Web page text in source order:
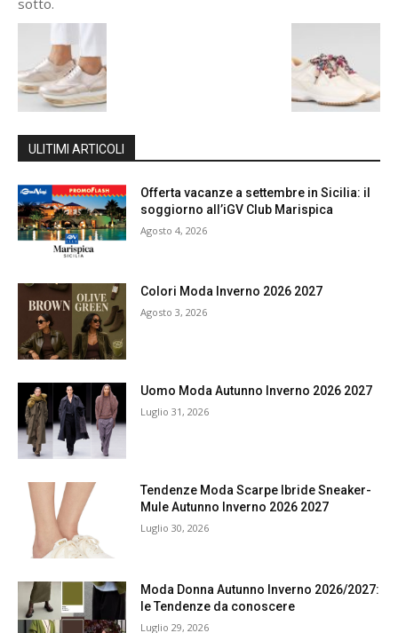
ULITIMI ARTICOLI
Offerta vacanze a settembre in Sicilia: il
soggiorno all’iGV Club Marispica
Agosto 4, 2026
Colori Moda Inverno 2026 2027
Agosto 3, 2026
Uomo Moda Autunno Inverno 2026 2027
Luglio 31, 2026
Tendenze Moda Scarpe Ibride Sneaker-
Mule Autunno Inverno 2026 2027
Luglio 30, 2026
Moda Donna Autunno Inverno 2026/2027:
le Tendenze da conoscere
Luglio 29, 2026